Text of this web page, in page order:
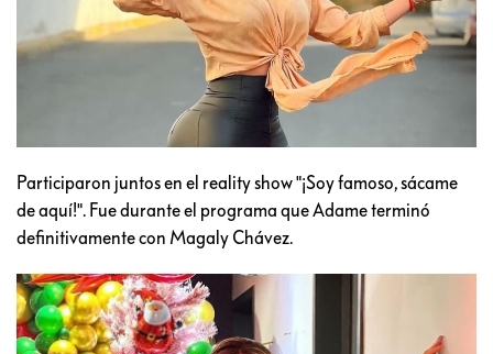
Participaron juntos en el reality show "¡Soy famoso, sácame
de aquí!". Fue durante el programa que Adame terminó
definitivamente con Magaly Chávez.